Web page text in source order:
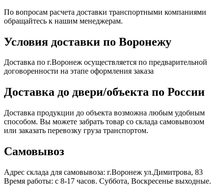
По вопросам расчета доставки транспортными компаниями
обращайтесь к нашим менеджерам.
Условия доставки по Воронежу
Доставка по г.Воронеж осуществляется по предварительной
договоренности на этапе оформления заказа
Доставка до двери/объекта по России
Доставка продукции до объекта возможна любым удобным
способом. Вы можете забрать товар со склада самовывозом
или заказать перевозку груза транспортом.
Самовывоз
Адрес склада для самовывоза: г.Воронеж ул.Димитрова, 83
Время работы: с 8-17 часов. Суббота, Воскресенье выходные.